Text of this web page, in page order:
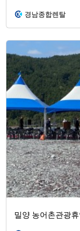
경남종합렌탈
밀양 농어촌관광